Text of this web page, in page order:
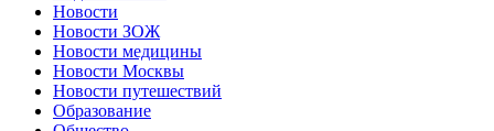
Новости
Новости ЗОЖ
Новости медицины
Новости Москвы
Новости путешествий
Образование